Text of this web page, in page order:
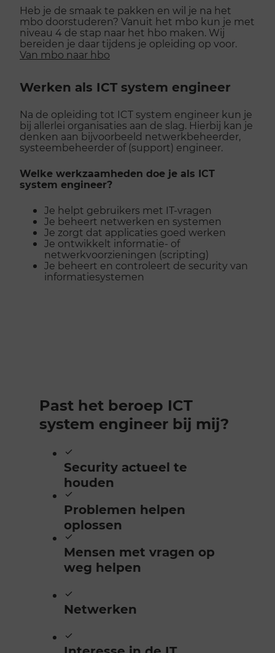
Heb je de smaak te pakken en wil je na het
mbo doorstuderen? Vanuit het mbo kun je met
niveau 4 de stap naar het hbo maken. Wij
bereiden je daar tijdens je opleiding op voor.
Van mbo naar hbo
Werken als ICT system engineer
Na de opleiding tot ICT system engineer kun je
bij allerlei organisaties aan de slag. Hierbij kan je
denken aan bijvoorbeeld netwerkbeheerder,
systeembeheerder of (support) engineer.
Welke werkzaamheden doe je als ICT
system engineer?
Je helpt gebruikers met IT-vragen
Je beheert netwerken en systemen
Je zorgt dat applicaties goed werken
Je ontwikkelt informatie- of
netwerkvoorzieningen (scripting)
Je beheert en controleert de security van
informatiesystemen
Past het beroep ICT
system engineer bij mij?
Security actueel te
houden
Problemen helpen
oplossen
Mensen met vragen op
weg helpen
Netwerken